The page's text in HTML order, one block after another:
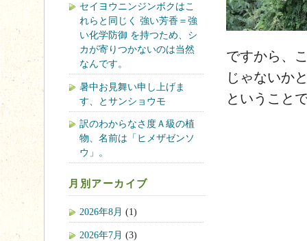
ですから、
じゃないか
ということ
セイヨウニンジンボクはこ
れらと同じく 強い芳香＝強
い化学防御 を持つため、シ
カが寄りつかないのは当然
なんです。
暑中お見舞い申し上げま
す、とサンショウモ
訳のわからなさ度Ａ級の植
物、名前は「ヒメザゼンソ
ウ」。
月別アーカイブ
2026年8月 (1)
2026年7月 (3)